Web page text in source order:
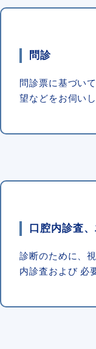
問診
問診票に基づい
望などをお伺いし
口腔内診査
診断のために、
内診査および 必